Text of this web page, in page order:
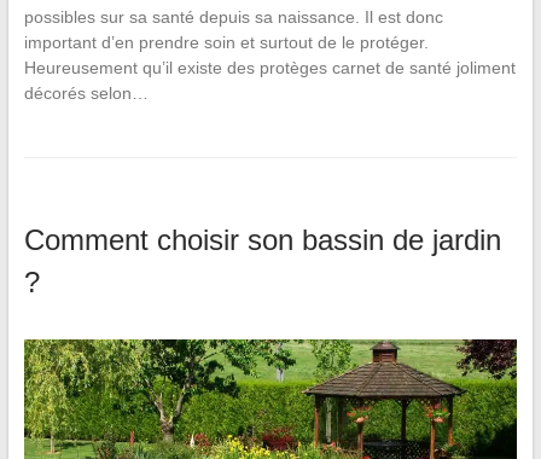
possibles sur sa santé depuis sa naissance. Il est donc
important d’en prendre soin et surtout de le protéger.
Heureusement qu’il existe des protèges carnet de santé joliment
décorés selon…
Comment choisir son bassin de jardin
?